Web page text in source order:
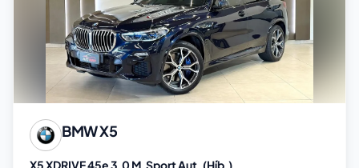
BMWX5
X5 XDRIVE 45e 3.0 M.Sport Aut. (Híb.)